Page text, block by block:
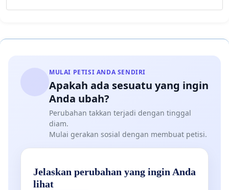
MULAI PETISI ANDA SENDIRI
Apakah ada sesuatu yang ingin
Anda ubah?
Perubahan takkan terjadi dengan tinggal
diam.
Mulai gerakan sosial dengan membuat petisi.
Jelaskan perubahan yang ingin Anda
lihat